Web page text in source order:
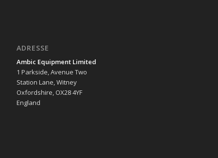
ADRESSE
Ambic Equipment Limited
1 Parkside, Avenue Two
Station Lane, Witney
Oxfordshire, OX28 4YF
England